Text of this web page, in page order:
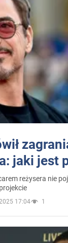
jaki jest
reżysera nie
17:04 1